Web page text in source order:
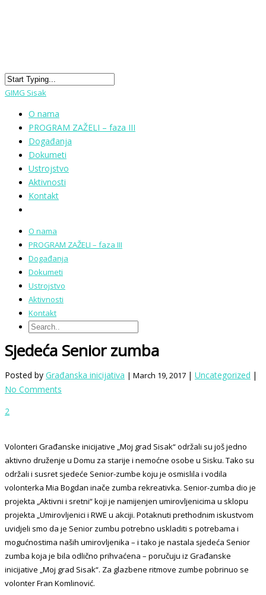
GIMG Sisak
O nama
PROGRAM ZAŽELI – faza III
Događanja
Dokumeti
Ustrojstvo
Aktivnosti
Kontakt
O nama
PROGRAM ZAŽELI – faza III
Događanja
Dokumeti
Ustrojstvo
Aktivnosti
Kontakt
Sjedeća Senior zumba
Posted by Građanska inicijativa | March 19, 2017 | Uncategorized |
No Comments
2
Volonteri Građanske inicijative „Moj grad Sisak“ održali su još jedno
aktivno druženje u Domu za starije i nemoćne osobe u Sisku. Tako su
održali i susret sjedeće Senior-zumbe koju je osmislila i vodila
volonterka Mia Bogdan inače zumba rekreativka. Senior-zumba dio je
projekta „Aktivni i sretni“ koji je namijenjen umirovljenicima u sklopu
projekta „Umirovljenici i RWE u akciji. Potaknuti prethodnim iskustvom
uvidjeli smo da je Senior zumbu potrebno uskladiti s potrebama i
mogućnostima naših umirovljenika – i tako je nastala sjedeća Senior
zumba koja je bila odlično prihvaćena – poručuju iz Građanske
inicijative „Moj grad Sisak“. Za glazbene ritmove zumbe pobrinuo se
volonter Fran Komlinović.